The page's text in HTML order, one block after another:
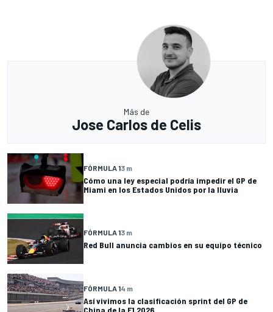
Más de
Jose Carlos de Celis
FÓRMULA 13 m
Cómo una ley especial podría impedir el GP de
Miami en los Estados Unidos por la lluvia
FÓRMULA 13 m
Red Bull anuncia cambios en su equipo técnico
FÓRMULA 14 m
Así vivimos la clasificación sprint del GP de
China de la F1 2026